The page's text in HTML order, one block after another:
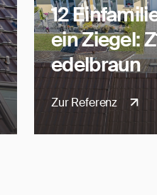
12
ein Ziegel:
edelbraun
Zur Referenz